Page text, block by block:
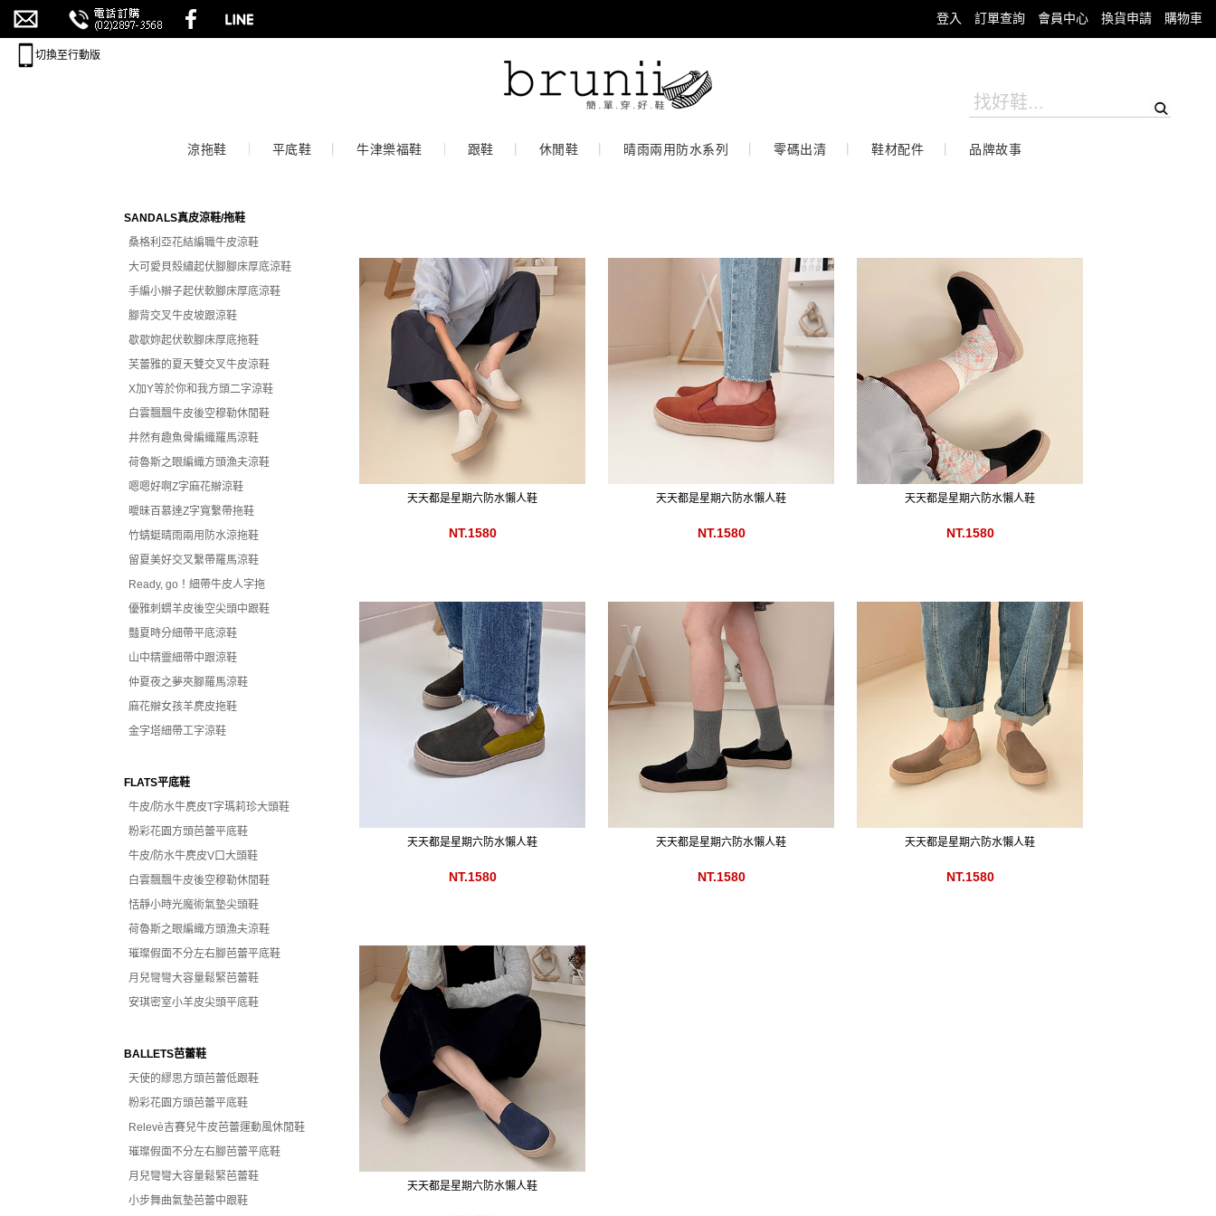
登入 訂單查詢 會員中心 換貨申請 購物車
切換至行動版
涼拖鞋 平底鞋 牛津樂福鞋 跟鞋 休閒鞋 晴雨兩用防水系列 零碼出清 鞋材配件 品牌故事
SANDALS真皮涼鞋/拖鞋
桑格利亞花結編職牛皮涼鞋
大可愛貝殼繡起伏腳腳床厚底涼鞋
手編小辮子起伏軟腳床厚底涼鞋
腳背交叉牛皮坡跟涼鞋
歇歇妳起伏軟腳床厚底拖鞋
芙蕾雅的夏天雙交叉牛皮涼鞋
X加Y等於你和我方頭二字涼鞋
白雲飄飄牛皮後空穆勒休閒鞋
井然有趣魚骨編織羅馬涼鞋
荷魯斯之眼編織方頭漁夫涼鞋
嗯嗯好啊Z字麻花辮涼鞋
曖昧百慕達Z字寬繫帶拖鞋
竹蜻蜓晴雨兩用防水涼拖鞋
留夏美好交叉繫帶羅馬涼鞋
Ready, go！細帶牛皮人字拖
優雅刺蝟羊皮後空尖頭中跟鞋
豔夏時分細帶平底涼鞋
山中精靈細帶中跟涼鞋
仲夏夜之夢夾腳羅馬涼鞋
麻花辮女孩羊麂皮拖鞋
金字塔細帶工字涼鞋
FLATS平底鞋
牛皮/防水牛麂皮T字瑪莉珍大頭鞋
粉彩花園方頭芭蕾平底鞋
牛皮/防水牛麂皮V口大頭鞋
白雲飄飄牛皮後空穆勒休閒鞋
恬靜小時光魔術氣墊尖頭鞋
荷魯斯之眼編織方頭漁夫涼鞋
璀璨假面不分左右腳芭蕾平底鞋
月兒彎彎大容量鬆緊芭蕾鞋
安琪密室小羊皮尖頭平底鞋
BALLETS芭蕾鞋
天使的繆思方頭芭蕾低跟鞋
粉彩花園方頭芭蕾平底鞋
Relevè吉賽兒牛皮芭蕾運動風休閒鞋
璀璨假面不分左右腳芭蕾平底鞋
月兒彎彎大容量鬆緊芭蕾鞋
小步舞曲氣墊芭蕾中跟鞋
天天都是星期六防水懶人鞋
NT.1580
天天都是星期六防水懶人鞋
NT.1580
天天都是星期六防水懶人鞋
NT.1580
天天都是星期六防水懶人鞋
NT.1580
天天都是星期六防水懶人鞋
NT.1580
天天都是星期六防水懶人鞋
NT.1580
天天都是星期六防水懶人鞋